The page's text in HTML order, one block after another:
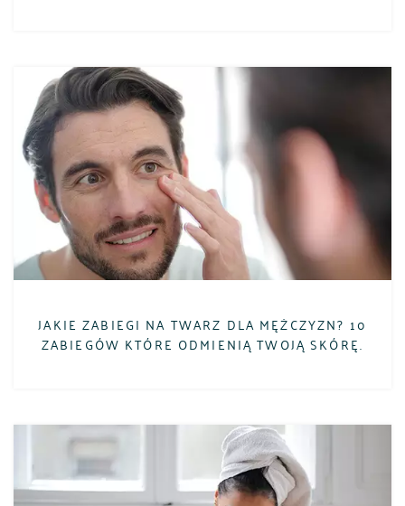
JAKIE ZABIEGI NA TWARZ DLA MĘŻCZYZN? 10
ZABIEGÓW KTÓRE ODMIENIĄ TWOJĄ SKÓRĘ.